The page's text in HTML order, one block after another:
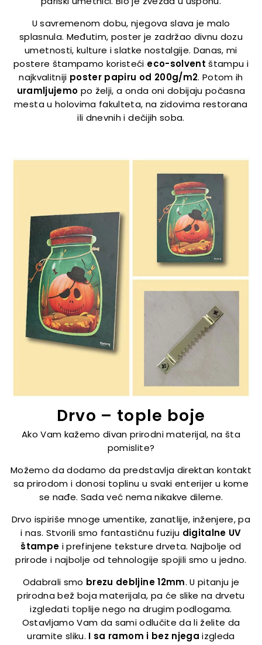
U savremenom dobu, njegova slava je malo
splasnula. Međutim, poster je zadržao divnu dozu
umetnosti, kulture i slatke nostalgije. Danas, mi
postere štampamo koristeći eco-solvent štampu i
najkvalitniji poster papiru od 200g/m2. Potom ih
uramljujemo po želji, a onda oni dobijaju počasna
mesta u holovima fakulteta, na zidovima restorana
ili dnevnih i dečijih soba.
Drvo – tople boje
Ako Vam kažemo divan prirodni materijal, na šta
pomislite?
Možemo da dodamo da predstavlja direktan kontakt
sa prirodom i donosi toplinu u svaki enterijer u kome
se nađe. Sada već nema nikakve dileme.
Drvo ispiriše mnoge umentike, zanatlije, inženjere, pa
i nas. Stvorili smo fantastičnu fuziju digitalne UV
štampe i prefinjene teksture drveta. Najbolje od
prirode i najbolje od tehnologije spojili smo u jedno.
Odabrali smo brezu debljine 12mm. U pitanju je
prirodna bež boja materijala, pa će slike na drvetu
izgledati toplije nego na drugim podlogama.
Ostavljamo Vam da sami odlučite da li želite da
uramite sliku. I sa ramom i bez njega izgleda